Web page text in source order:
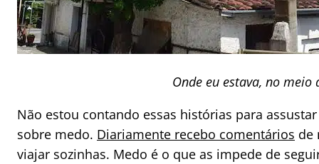
Onde eu estava, no meio
Não estou contando essas histórias para
sobre medo. Diariamente recebo comentários de
viajar sozinhas. Medo é o que as impede de